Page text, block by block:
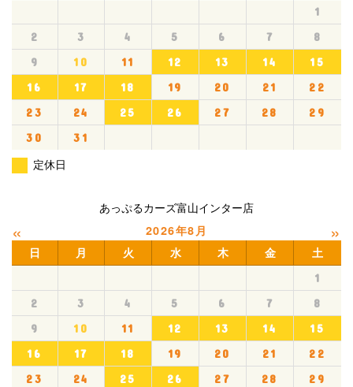
1
2
3 4 5 6 7
8
9
10 11 12 13 14
15
16
17 18 19 20 21
22
23
24 25 26 27 28
29
30
31
定休日
あっぷるカーズ富山インター店
« 2026年8月 »
日 月 火 水 木 金 土
1
2
3 4 5 6 7
8
9
10 11 12 13 14
15
16
17 18 19 20 21
22
23
24 25 26 27 28
29